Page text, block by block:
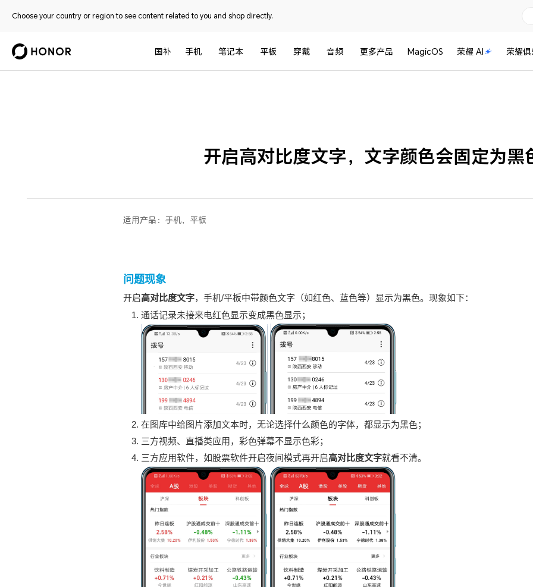
Choose your country or region to see content related to you and shop directly.
国补 手机 笔记本 平板 穿戴 音频 更多产品 MagicOS 荣耀 AI 荣耀
开启高对比度文字，文字颜色会固定为黑
适用产品： 手机，平板
问题现象
开启高对比度文字，手机/平板中带颜色文字（如红色、蓝色等）显示为黑色。现象如下：
通话记录未接来电红色显示变成黑色显示；
在图库中给图片添加文本时，无论选择什么颜色的字体，都显示为黑色；
三方视频、直播类应用，彩色弹幕不显示色彩；
三方应用软件，如股票软件开启夜间模式再开启高对比度文字就看不清。